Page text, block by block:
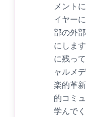
メント
イヤー
部の外
にしま
に残っ
ャルメ
楽的革
的コミ
学んでく